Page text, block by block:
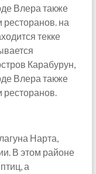
Влера также
ресторанов. на
текке
Карабурун,
Влера также
ресторанов.
Нарта,
В этом районе
а